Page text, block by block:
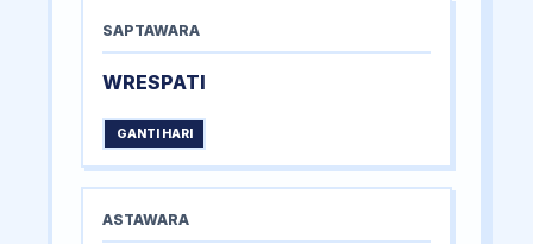
SAPTAWARA
WRESPATI
GANTI HARI
ASTAWARA